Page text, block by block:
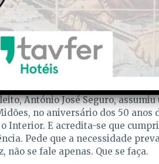
desapareceram não é retórica,
pagar a quem tudo perdeu.
para muitos, uma desgraça de
Rebelo de Sousa, afirmou que
Não foi isso que aconteceu.
António José Seguro,
no aniversário dos 50 anos
Interior. E acredita-se que
Pede que a necessidade
não se fale apenas. Que se faça.